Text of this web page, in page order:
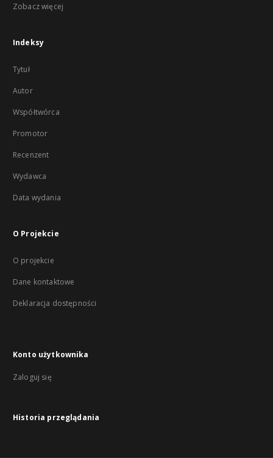
Zobacz więcej
Indeksy
Tytuł
Autor
Współtwórca
Promotor
Recenzent
Wydawca
Data wydania
O Projekcie
O projekcie
Dane kontaktowe
Deklaracja dostępności
Konto użytkownika
Zaloguj się
Historia przeglądania